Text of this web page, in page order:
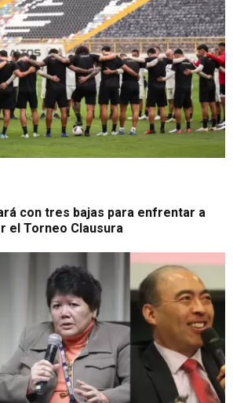
con tres bajas para enfrentar a
el Torneo Clausura